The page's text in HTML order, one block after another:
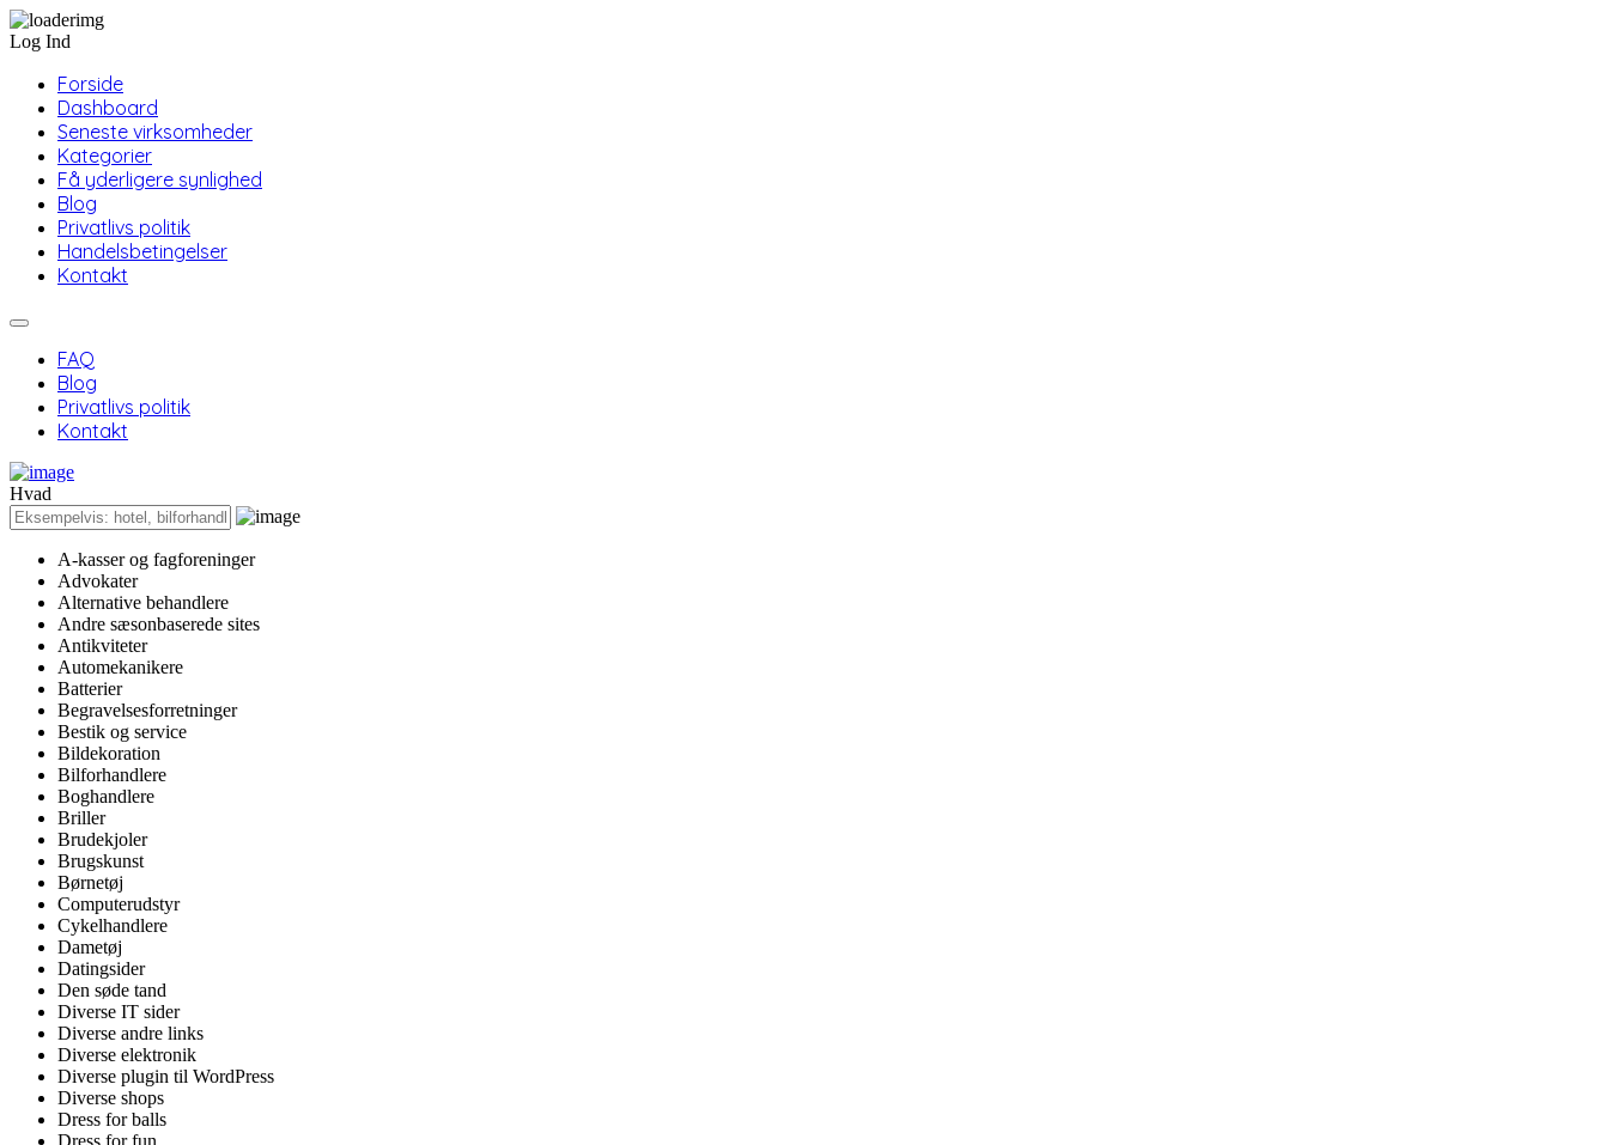
Log Ind
Forside
Dashboard
Seneste virksomheder
Kategorier
Få yderligere synlighed
Blog
Privatlivs politik
Handelsbetingelser
Kontakt
FAQ
Blog
Privatlivs politik
Kontakt
Hvad
A-kasser og fagforeninger
Advokater
Alternative behandlere
Andre sæsonbaserede sites
Antikviteter
Automekanikere
Batterier
Begravelsesforretninger
Bestik og service
Bildekoration
Bilforhandlere
Boghandlere
Briller
Brudekjoler
Brugskunst
Børnetøj
Computerudstyr
Cykelhandlere
Dametøj
Datingsider
Den søde tand
Diverse IT sider
Diverse andre links
Diverse elektronik
Diverse plugin til WordPress
Diverse shops
Dress for balls
Dress for fun